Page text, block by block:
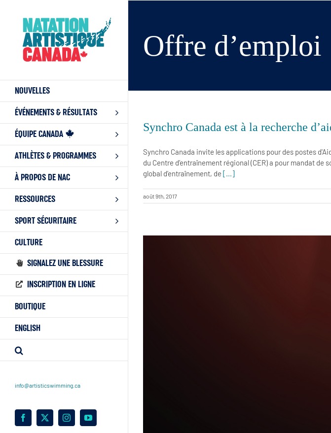
NOUVELLES
ÉVÉNEMENTS & RÉSULTATS
ÉQUIPE CANADA
ATHLÈTES & PROGRAMMES
À PROPOS DE NAC
RESSOURCES
SPORT SÉCURITAIRE
CULTURE
SIGNALEZ UNE BLESSURE
INSCRIPTION EN LIGNE
BOUTIQUE
ENGLISH
info@artisticswimming.ca
Facebook
X InstagramYouTube
Offre d’emploi
Synchro Canada est à la recherche
Synchro Canada invite les applications pour des postes
du Centre d’entraînement régional (CER) a pour mandat
global d’entraînement, de [...]
août 9th, 2017